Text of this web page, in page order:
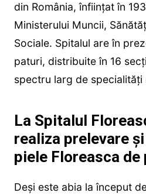
din România, înființat în
Ministerului Muncii,
Sociale. Spitalul are în
paturi, distribuite în 16
spectru larg de specialități
La Spitalul
realiza prelevare
piele Floreasca de
Deși este abia la început